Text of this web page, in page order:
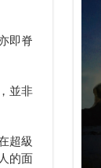
即脊
並非
超級
的面